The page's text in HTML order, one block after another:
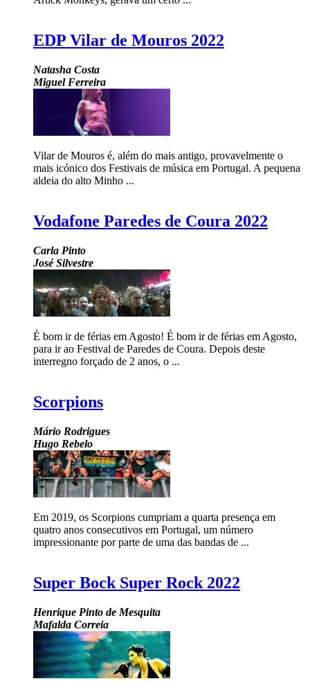
EDP Vilar de Mouros 2022
Natasha Costa
Miguel Ferreira
Vilar de Mouros é, além do mais antigo, provavelmente o
mais icónico dos Festivais de música em Portugal. A pequena
aldeia do alto Minho ...
Vodafone Paredes de Coura 2022
Carla Pinto
José Silvestre
É bom ir de férias em Agosto! É bom ir de férias em Agosto,
para ir ao Festival de Paredes de Coura. Depois deste
interregno forçado de 2 anos, o ...
Scorpions
Mário Rodrigues
Hugo Rebelo
Em 2019, os Scorpions cumpriam a quarta presença em
quatro anos consecutivos em Portugal, um número
impressionante por parte de uma das bandas de ...
Super Bock Super Rock 2022
Henrique Pinto de Mesquita
Mafalda Correia